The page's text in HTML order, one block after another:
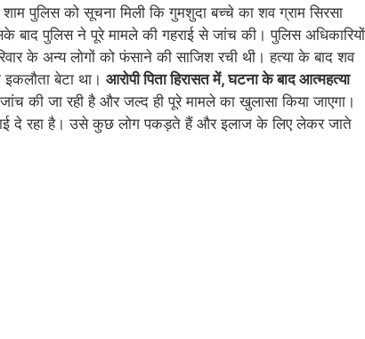
पुलिस को सूचना मिली कि गुमशुदा बच्चे का शव ग्राम सिरसा
पुलिस ने पूरे मामले की गहराई से जांच की। पुलिस अधिकारियों
के अन्य लोगों को फंसाने की साजिश रची थी। हत्या के बाद शव
बेटा था। आरोपी पिता हिरासत में, घटना के बाद आत्महत्या
की जा रही है और जल्द ही पूरे मामले का खुलासा किया जाएगा।
दे रहा है। उसे कुछ लोग पकड़ते हैं और इलाज के लिए लेकर जाते